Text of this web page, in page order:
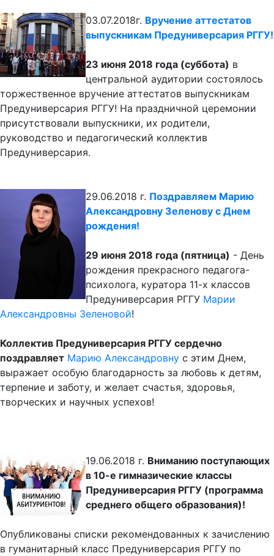
03.07.2018г. Вручение аттестатов
выпускникам Предуниверсария РГГУ!
23 июня 2018 года (суббота) в
центральной аудитории состоялось
торжественное вручение аттестатов выпускникам
Предуниверсария РГГУ! На праздничной церемонии
присутствовали выпускники, их родители,
руководство и педагогический коллектив
Предуниверсария.
29.06.2018 г. Поздравляем Марию
Александровну Зеленову с Днем
рождения!
29 июня 2018 года (пятница) - День
рождения прекрасного педагога-
психолога, куратора 11-х классов
Предуниверсария РГГУ Марии
Александровны Зеленовой!
Коллектив Предуниверсария РГГУ сердечно
поздравляет Марию Александровну с этим Днем,
выражает особую благодарность за любовь к детям,
терпение и заботу, и желает счастья, здоровья,
творческих и научных успехов!
19.06.2018 г. Вниманию поступающих
в 10-е гимназические классы
Предуниверсария РГГУ (программа
среднего общего образования)!
Опубликованы списки рекомендованных к зачислению
в гуманитарный класс Предуниверсария РГГУ по